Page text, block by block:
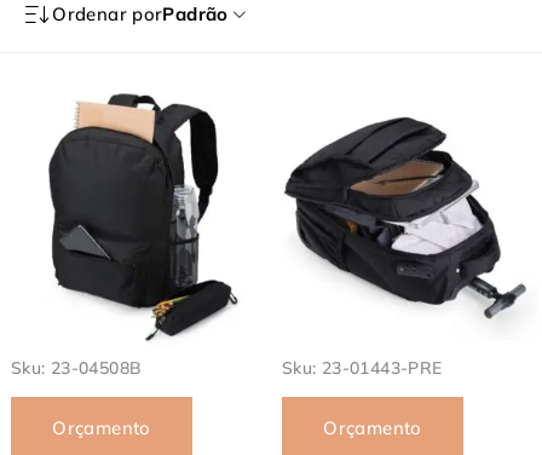
Ordenar porPadrão
Sku: 23-04508B
Orçamento
Sku: 23-01443-PRE
Orçamento